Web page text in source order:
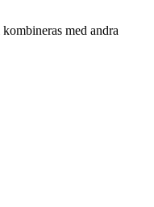
med andra